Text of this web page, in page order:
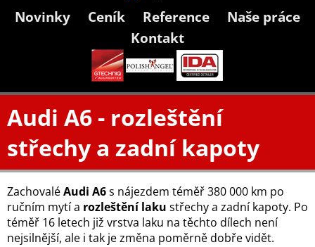
Novinky Ceník Reference
Naše práce
Kontakt
Audi A6 - rozleštění
střechy a zadní kapoty
ZachovaléAudi A6s nájezdem téměř 380 000 km po
ručním mytí a rozleštění laku střechy a zadní kapoty. Po
téměř 16 letech již vrstva laku na těchto dílech není
nejsilnější, ale i tak je změna poměrně dobře vidět.